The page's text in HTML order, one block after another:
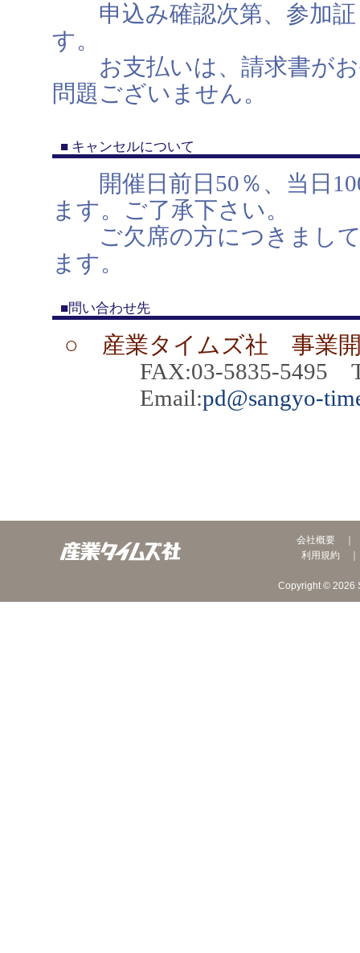
申込み確認次第、参加証
す。
お支払いは、請求書がお
問題ございません。
■ キャンセルについて
開催日前日50％、当日
ます。ご了承下さい。
ご欠席の方につきまして
ます。
■問い合わせ先
○ 産業タイムズ社 事業
FAX:03-5835-5495
Email:pd@sangyo-
会社概要
利用規約
Copyright © 2026